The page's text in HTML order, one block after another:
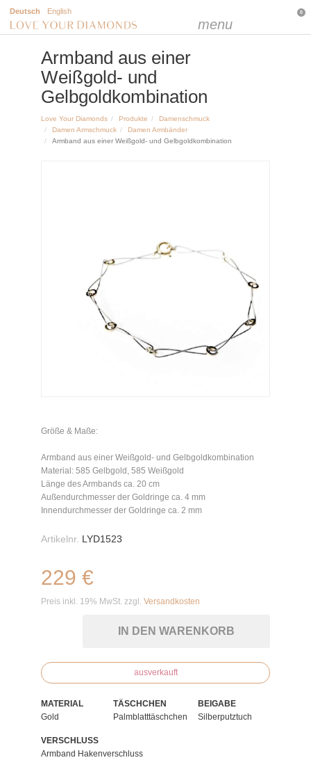
Deutsch English
menu
0
Armband aus einer
Weißgold- und
Gelbgoldkombination
Love Your Diamonds Produkte
Damenschmuck
Damen Armschmuck
Damen Armbänder
Armband aus einer Weißgold- und Gelbgoldkombination
Größe & Maße:
Armband aus einer Weißgold- und Gelbgoldkombination
Material: 585 Gelbgold, 585 Weißgold
Länge des Armbands ca. 20 cm
Außendurchmesser der Goldringe ca. 4 mm
Innendurchmesser der Goldringe ca. 2 mm
Artikelnr. LYD1523
229 €
Preis inkl. 19% MwSt. zzgl. Versandkosten
IN DEN WARENKORB
ausverkauft
MATERIAL
Gold
TÄSCHCHEN
Palmblatttäschchen
BEIGABE
Silberputztuch
VERSCHLUSS
Armband Hakenverschluss